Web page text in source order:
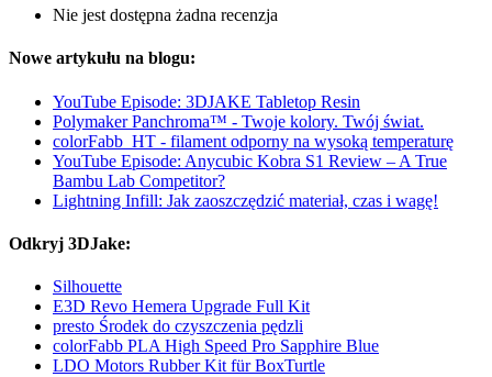
Nie jest dostępna żadna recenzja
Nowe artykułu na blogu:
YouTube Episode: 3DJAKE Tabletop Resin
Polymaker Panchroma™ - Twoje kolory. Twój świat.
colorFabb_HT - filament odporny na wysoką temperaturę
YouTube Episode: Anycubic Kobra S1 Review – A True
Bambu Lab Competitor?
Lightning Infill: Jak zaoszczędzić materiał, czas i wagę!
Odkryj 3DJake:
Silhouette
E3D Revo Hemera Upgrade Full Kit
presto Środek do czyszczenia pędzli
colorFabb PLA High Speed Pro Sapphire Blue
LDO Motors Rubber Kit für BoxTurtle